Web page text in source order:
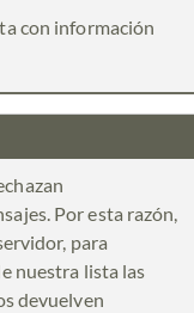
con información
Por esta razón,
para
nuestra lista las
devuelven